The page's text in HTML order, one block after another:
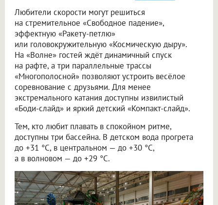
Любители скорости могут решиться
на стремительное «Свободное падение»,
эффектную «Ракету-петлю»
или головокружительную «Космическую дыру».
На «Волне» гостей ждёт динамичный спуск
на рафте, а три параллельные трассы
«Многополосной» позволяют устроить весёлое
соревнование с друзьями. Для менее
экстремального катания доступны извилистый
«Боди-слайд» и яркий детский «Компакт-слайд».
Тем, кто любит плавать в спокойном ритме,
доступны три бассейна. В детском вода прогрета
до +31 °C, в центральном — до +30 °C,
а в волновом — до +29 °C.